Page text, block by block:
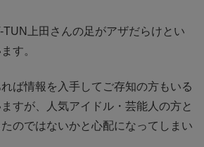
TUN上田さんの足がアザだらけとい
す。
ば情報を入手してご存知の方もいる
すが、人気アイドル・芸能人の方と
のではないかと心配になってしまい